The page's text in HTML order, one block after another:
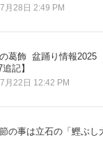
月28日 2:49 PM
葛飾 盆踊り情報2025
記】
月22日 12:42 PM
の事は立石の「鰹ぶし